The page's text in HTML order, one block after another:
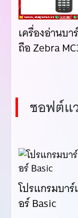
เครื่องอ่านบ
ถือ Zebra
ซอฟต์แ
โปรแกรมบาร์
อร์ Basic